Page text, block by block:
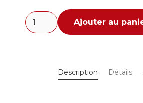
quantité
de
Ajouter au
Description Détails